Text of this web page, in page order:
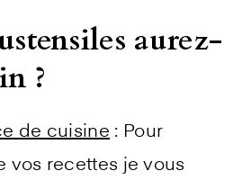
aurez-
?
de cuisine : Pour
vos recettes je vous